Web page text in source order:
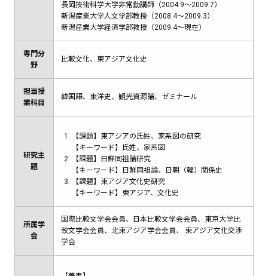
長岡技術科学大学非常勤講師（2004.9～2009.7）
新潟産業大学人文学部教授（2008.4～2009.3）
新潟産業大学経済学部教授（2009.4～現在）
専門分
野
比較文化、東アジア文化史
担当授
業科目
韓国語、東洋史、観光資源論、ゼミナール
研究主
題
【課題】東アジアの氏姓、家系図の研究
【キーワード】氏姓、家系図
【課題】日鮮同祖論研究
【キーワード】日鮮同祖論、日朝（韓）関係史
【課題】東アジア文化史研究
【キーワード】東アジア、文化史
所属学
会
国際比較文学会会員、日本比較文学会会員、東京大学比
較文学会会員、北東アジア学会会員、 東アジア文化交渉
学会